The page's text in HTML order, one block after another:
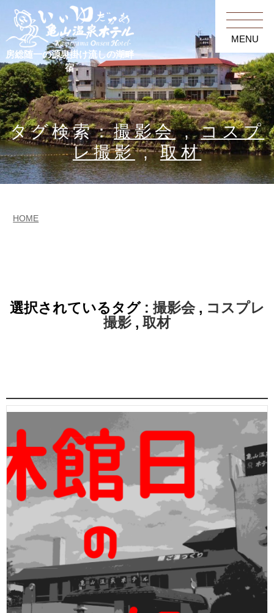
房総随一の源泉掛け流しの湖畔
宿
MENU
タグ検索：撮影会,コスプ
レ撮影,取材
HOME
選択されているタグ : 撮影会, コスプレ
撮影 , 取材